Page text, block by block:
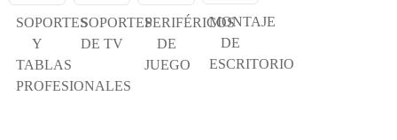
SOPORTES
Y
TABLAS
PROFESIONALES
SOPORTES
DE TV
PERIFÉRICOS
DE
JUEGO
MONTAJE
DE
ESCRITORIO
ELIGE TU PROPIA IDENTIDAD
VERIFICA TU IDENTIDAD